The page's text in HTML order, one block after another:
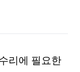
리에 필요한